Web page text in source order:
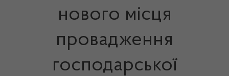
нового місця
провадження
господарської